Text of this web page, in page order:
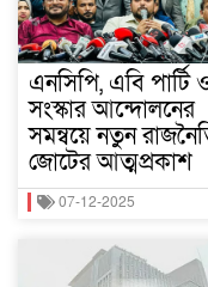
এনসিপি, এবি পার্টি ও
সংস্কার আন্দোলনের
সমন্বয়ে নতুন
জোটের আত্মপ্রকাশ
07-12-2025